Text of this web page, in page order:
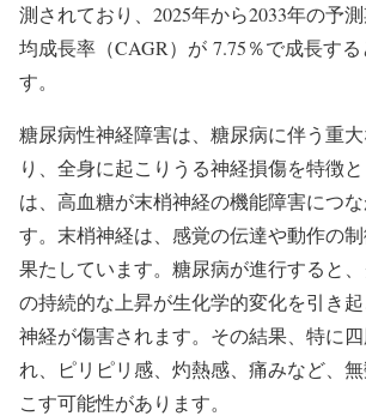
測されており、2025年から2033年の予
均成長率（CAGR）が 7.75％で成長す
す。
糖尿病性神経障害は、糖尿病に伴う重
り、全身に起こりうる神経損傷を特徴
は、高血糖が末梢神経の機能障害につ
す。末梢神経は、感覚の伝達や動作の
果たしています。糖尿病が進行すると
の持続的な上昇が生化学的変化を引き起
神経が傷害されます。その結果、特に
れ、ピリピリ感、灼熱感、痛みなど、
こす可能性があります。